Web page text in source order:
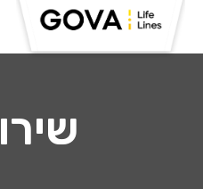
דילוג
לתוכן